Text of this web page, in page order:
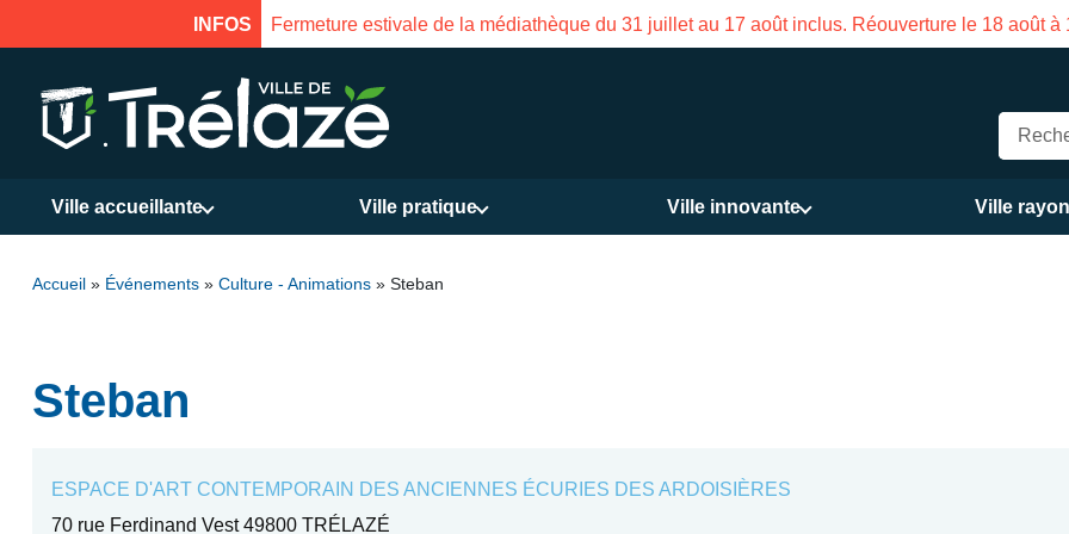
INFOS Fermeture estivale de la Maison des Services publics Vasco de Gama du 3 au
Ville accueillante Ville pratique Ville innovante Ville
Accueil » Événements » Culture - Animations » Steban
Steban
ESPACE D'ART CONTEMPORAIN DES ANCIENNES ÉCURIES DES ARDOISIÈRES
70 rue Ferdinand Vest 49800 TRÉLAZÉ